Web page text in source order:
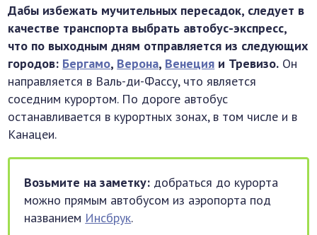
Дабы избежать мучительных пересадок, следует в
качестве транспорта выбрать автобус-экспресс,
что по выходным дням отправляется из следующих
городов: Бергамо, Верона, Венеция и Тревизо. Он
направляется в Валь-ди-Фассу, что является
соседним курортом. По дороге автобус
останавливается в курортных зонах, в том числе и в
Канацеи.
Возьмите на заметку: добраться до курорта
можно прямым автобусом из аэропорта под
названием Инсбрук.